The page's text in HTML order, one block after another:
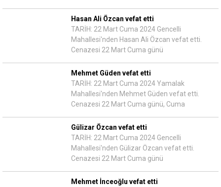
Hasan Ali Özcan vefat etti
TARİH: 22 Mart Cuma 2024 Gencelli
Mahallesi'nden Hasan Ali Özcan vefat etti.
Cenazesi 22 Mart Cuma günü
Mehmet Güden vefat etti
TARİH: 22 Mart Cuma 2024 Yamalak
Mahallesi'nden Mehmet Güden vefat etti.
Cenazesi 22 Mart Cuma günü, Cuma
Gülizar Özcan vefat etti
TARİH: 22 Mart Cuma 2024 Gencelli
Mahallesi'nden Gülizar Özcan vefat etti.
Cenazesi 22 Mart Cuma günü
Mehmet İnceoğlu vefat etti